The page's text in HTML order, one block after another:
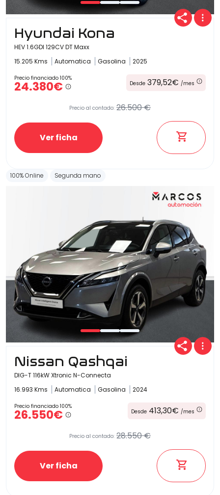
Hyundai Kona
HEV 1.6GDI 129CV DT Maxx
15.205 Kms
Automatica Gasolina 2025
Precio financiado 100%
24.380€ Desde 379,52€ /mes
Precio al contado: 26.500 €
Ver ficha
100% Online Segunda mano
Nissan Qashqai
DIG-T 116kW Xtronic N-Connecta
16.993 Kms
Automatica Gasolina 2024
Precio financiado 100%
26.550€ Desde 413,30€ /mes
Precio al contado: 28.550 €
Ver ficha